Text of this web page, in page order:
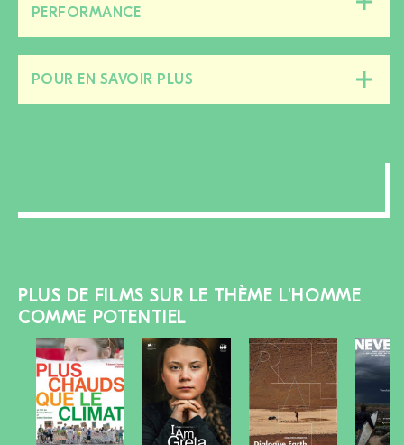
PERFORMANCE
POUR EN SAVOIR PLUS
cette
PLUS DE FILMS SUR LE THÈME L'HOMME
COMME POTENTIEL